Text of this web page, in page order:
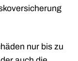
nur bis zu